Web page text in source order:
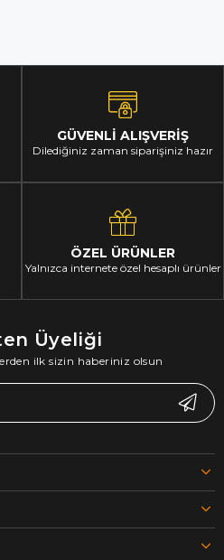
GÜVENLİ ALIŞVERİŞ
Dilediğiniz zaman siparişiniz hazır
ÖZEL ÜRÜNLER
Yalnızca internete özel hesaplı ürünler
Üyeliği
ilk sizin haberiniz olsun